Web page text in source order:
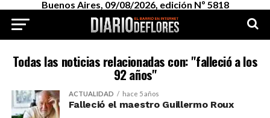
Buenos Aires, 09/08/2026, edición Nº 5818
Todas las noticias relacionadas con: "falleció a los
92 años"
ACTUALIDAD hace 5 años
Falleció el maestro Guillermo Roux